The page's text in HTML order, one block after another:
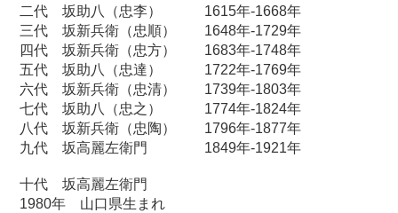
二代 坂助八（忠李） 1615年-1668年
三代 坂新兵衛（忠順） 1648年-1729年
四代 坂新兵衛（忠方） 1683年-1748年
五代 坂助八（忠達） 1722年-1769年
六代 坂新兵衛（忠清） 1739年-1803年
七代 坂助八（忠之） 1774年-1824年
八代 坂新兵衛（忠陶） 1796年-1877年
九代 坂高麗左衛門 1849年-1921年
十代 坂高麗左衛門
1980年 山口県生まれ